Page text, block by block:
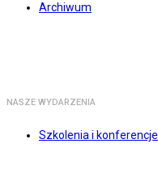
Archiwum
NASZE WYDARZENIA
Szkolenia i konferencje